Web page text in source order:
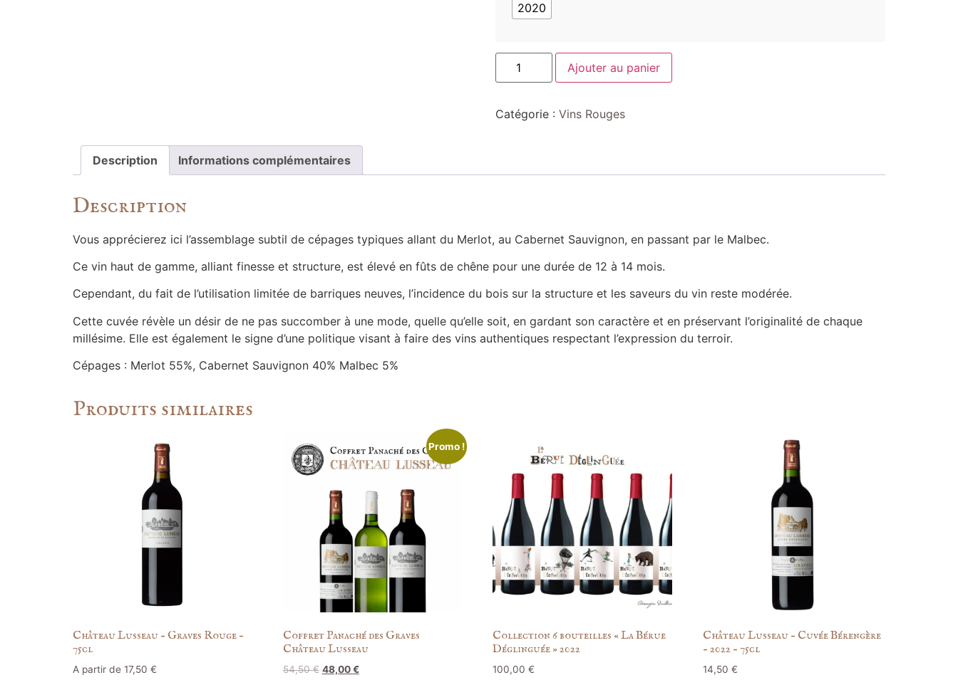
2020
Ajouter au panier
Catégorie : Vins Rouges
Description Informations complémentaires
Description
Vous apprécierez ici l’assemblage subtil de cépages typiques allant du Merlot, au Cabernet Sauvignon, en passant par le Malbec.
Ce vin haut de gamme, alliant finesse et structure, est élevé en fûts de chêne pour une durée de 12 à 14 mois.
Cependant, du fait de l’utilisation limitée de barriques neuves, l’incidence du bois sur la structure et les saveurs du vin reste modérée.
Cette cuvée révèle un désir de ne pas succomber à une mode, quelle qu’elle soit, en gardant son caractère et en préservant l’originalité de chaque
millésime. Elle est également le signe d’une politique visant à faire des vins authentiques respectant l’expression du terroir.
Cépages : Merlot 55%, Cabernet Sauvignon 40% Malbec 5%
Produits similaires
Château Lusseau – Graves Rouge –
75cl
A partir de 17,50 €
Promo !
Coffret Panaché des Graves
Château Lusseau
54,50€ 48,00€
Collection 6 bouteilles « La Bérue
Déglinguée » 2022
100,00€
Château Lusseau – Cuvée Bérengère
– 2022 – 75cl
14,50€